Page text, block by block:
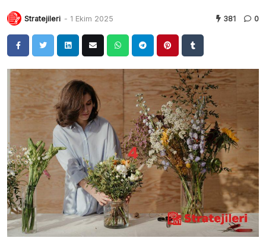
Stratejileri - 1 Ekim 2025 381 0